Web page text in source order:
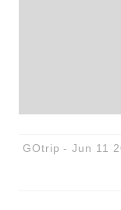
GOtrip Jun 11